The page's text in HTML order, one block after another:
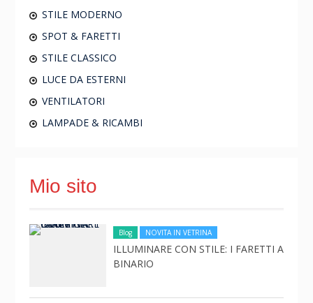
STILE MODERNO
SPOT & FARETTI
STILE CLASSICO
LUCE DA ESTERNI
VENTILATORI
LAMPADE & RICAMBI
Mio sito
Blog NOVITA IN VETRINA
ILLUMINARE CON STILE: I FARETTI A
BINARIO